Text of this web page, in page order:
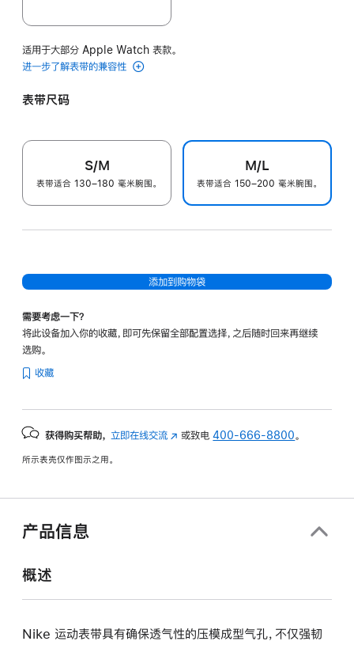
适用于大部分 Apple Watch 表款。
进一步了解表带的兼容性
表带尺码
S/M
表带适合 130–180 毫米腕围。
M/L
表带适合 150–200 毫米腕围。
添加到购物袋
需要考虑一下？
将此设备加入你的收藏，即可先保留全部配置选择，之后随时回来再继续
选购。
收藏
获得购买帮助， 立即在线交流 (在
中
或致电400-666-8800 。
所示表壳仅作图示之用。
产品信息
概述
Nike 运动表带具有确保透气性的压模成型气孔，不仅强韧